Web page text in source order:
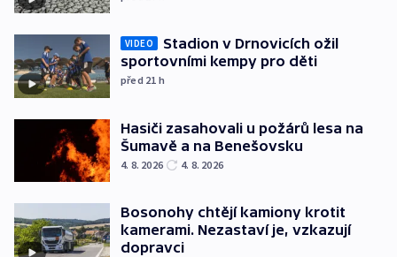
VIDEO
Stadion v Drnovicích ožil
sportovními kempy pro děti
před 21 h
Hasiči zasahovali u požárů lesa na
Šumavě a na Benešovsku
4. 8. 2026 4. 8. 2026
Bosonohy chtějí kamiony krotit
kamerami. Nezastaví je, vzkazují
dopravci